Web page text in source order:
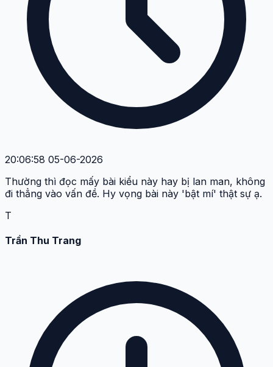
20:06:58 05-06-2026
Thường thì đọc mấy bài kiểu này hay bị lan man, không
đi thẳng vào vấn đề. Hy vọng bài này 'bật mí' thật sự ạ.
T
Trần Thu Trang